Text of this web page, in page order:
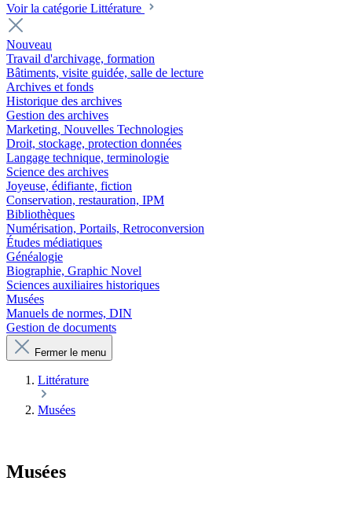
Voir la catégorie Littérature
Nouveau
Travail d'archivage, formation
Bâtiments, visite guidée, salle de lecture
Archives et fonds
Historique des archives
Gestion des archives
Marketing, Nouvelles Technologies
Droit, stockage, protection données
Langage technique, terminologie
Science des archives
Joyeuse, édifiante, fiction
Conservation, restauration, IPM
Bibliothèques
Numérisation, Portails, Retroconversion
Études médiatiques
Généalogie
Biographie, Graphic Novel
Sciences auxiliaires historiques
Musées
Manuels de normes, DIN
Gestion de documents
Fermer le menu
Littérature
Musées
Musées